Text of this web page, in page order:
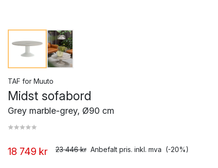
TAF for Muuto
Midst sofabord
Grey marble-grey, Ø90 cm
18 749 kr 23 446 kr Anbefalt pris. inkl. mva (-20%)